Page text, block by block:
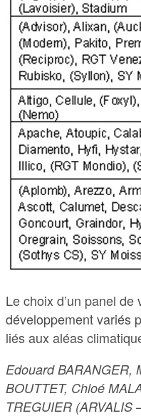
Le choix d’un panel
développement variés
liés aux aléas
Edouard BARANGER,
BOUTTET, Chloé
TREGUIER (ARVALIS